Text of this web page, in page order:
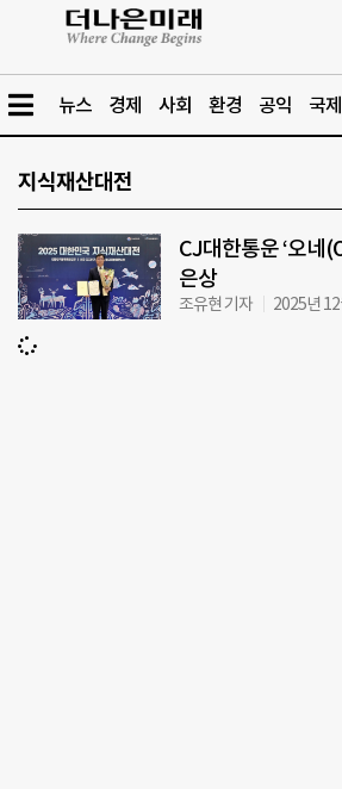
뉴스 경제 사회 환경 공익 국제
지식재산대전
CJ대한통운 ‘오네
은상
조유현 기자 2025년